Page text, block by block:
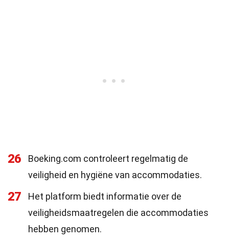
26
Boeking.com controleert regelmatig de
veiligheid en hygiëne van accommodaties.
27
Het platform biedt informatie over de
veiligheidsmaatregelen die accommodaties
hebben genomen.